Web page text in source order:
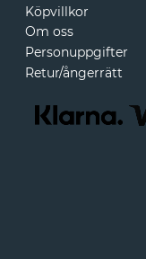
Köpvillkor
Om oss
Personuppgifter
Retur/ångerrätt